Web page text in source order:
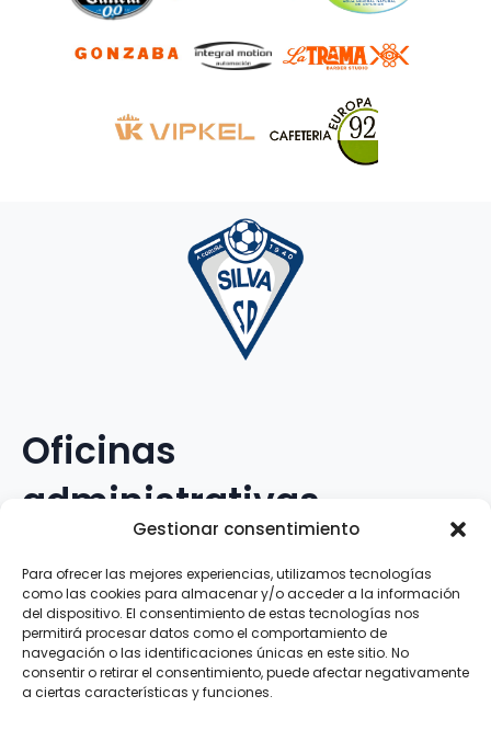
Gestionar consentimiento
Para ofrecer las mejores experiencias, utilizamos tecnologías
como las cookies para almacenar y/o acceder a la información
del dispositivo. El consentimiento de estas tecnologías nos
permitirá procesar datos como el comportamiento de
navegación o las identificaciones únicas en este sitio. No
consentir o retirar el consentimiento, puede afectar negativamente
a ciertas características y funciones.
Oficinas
administrativas
Avenida Galileo Galilei, 12
15.008 · A Coruña · España
Teléfono:881.069.303
WhatsApp:616.897.466